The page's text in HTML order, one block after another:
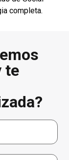
completa.
te